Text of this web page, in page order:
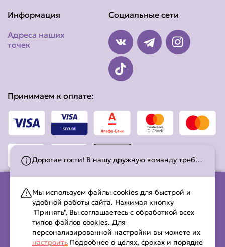
Дорогие гости! В нашу дружную команду требуется повар сушист и кассир-комплектовщик заказов! По вопросам о вакансии обращаться по номеру телефона +375(25) 907-55-31 Виктория (Номер только по вакансии!!!)
Мы используем файлы cookies для быстрой и
удобной работы сайта. Нажимая кнопку
"Принять", Вы соглашаетесь с обработкой всех
типов файлов cookies. Для
персонализированной настройки вы можете их
настроить Подробнее о целях, сроках и порядке
Информация
Адреса наших
точек
Социальные сети
Принимаем к оплате:
ООО «СУШИЛЭНД» , УНП 391771227, Свидетельство о
гос.регистрации выдано Новополоцким районным
исполнительным комитетом 13 ноября 2018 г.,юр. адрес:
211449, Республика Беларусь, Витебская обл., г. Новополоцк,